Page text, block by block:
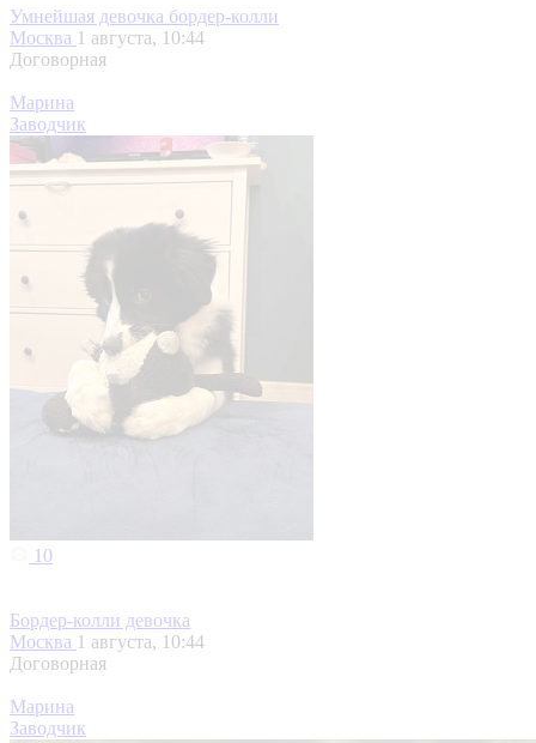
Умнейшая девочка бордер-колли
Москва 1 августа, 10:44
Договорная
Марина
Заводчик
10
Бордер-колли девочка
Москва 1 августа, 10:44
Договорная
Марина
Заводчик